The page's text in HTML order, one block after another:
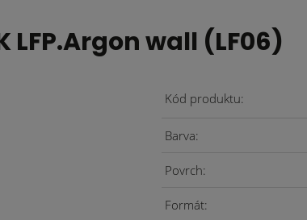
LFP.Argon wall (LF06)
Kód produktu
Barva
Povrch
Formát